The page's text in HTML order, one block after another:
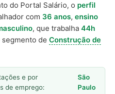
do Portal Salário, o perfil
com 36 anos, ensino
, que trabalha 44h
de Construção de
e por
de emprego:
São
Paulo